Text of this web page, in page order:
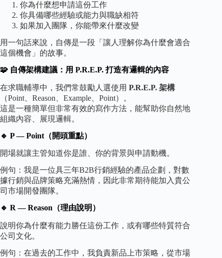
你為什麼想申請這份工作
你具備哪些經驗或能力與職缺相符
如果加入團隊，你能帶來什麼改變
用一句話來說，自傳是一段「讓人理解你為什麼會適合
這個機會」的故事。
🧩 自傳架構建議：用 P.R.E.P. 打造有邏輯的內容
在求職輔導中，我們常鼓勵人選使用 P.R.E.P. 架構
（Point、Reason、Example、Point）。
這是一種簡單但非常有效的寫作方法，能幫助你自然地
組織內容、展現邏輯。
🔹 P — Point（開頭重點）
開場就讓主管知道你是誰、你的背景與申請動機。
例句：我是一位具三年B2B行銷經驗的產品企劃，對數
據行銷與品牌策略充滿熱情，因此非常期待能加入貴公
司市場開發團隊。
🔹 R — Reason（理由說明）
說明你為什麼有能力勝任這份工作，或有哪些特質符合
公司文化。
例句：在過去的工作中，我負責新品上市策略，從市場